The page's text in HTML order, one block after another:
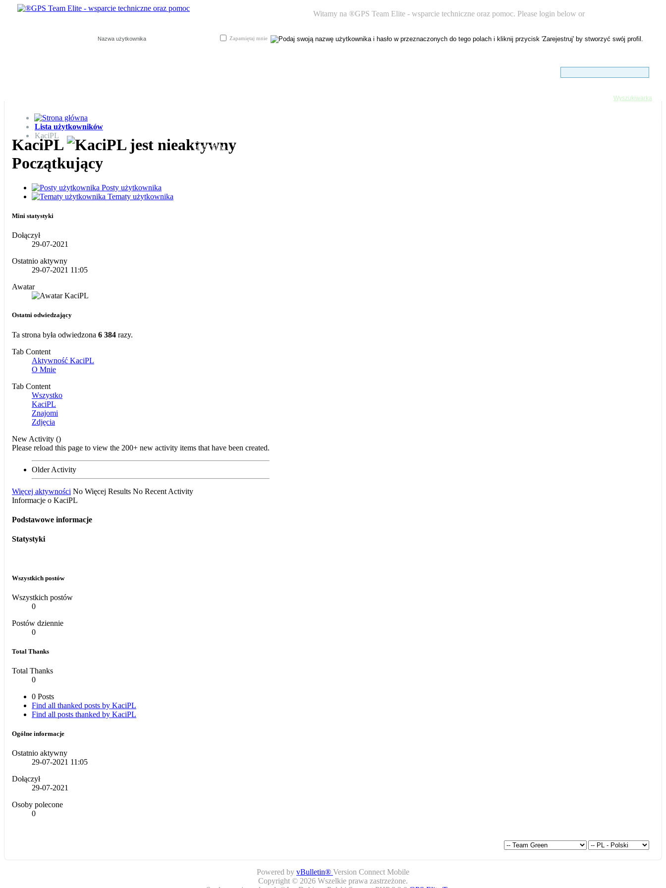
Witamy na ®GPS Team Elite - wsparcie techniczne oraz pomoc. Please login below or
Zapamiętaj mnie
jako
przeczytane
Załoga
Wyszukiwarka
Lista użytkowników
KaciPL
KaciPL
Początkujący
Posty użytkownika
Tematy użytkownika
Mini statystyki
Dołączył
29-07-2021
Ostatnio aktywny
29-07-2021 11:05
Awatar
Ostatni odwiedzający
Ta strona była odwiedzona 6 384 razy.
Tab Content
Aktywność KaciPL
O Mnie
Tab Content
Wszystko
KaciPL
Znajomi
Zdjęcia
New Activity ()
Please reload this page to view the 200+ new activity items that have been created.
Older Activity
Więcej aktywności No Więcej Results No Recent Activity
Informacje o KaciPL
Podstawowe informacje
Statystyki
Wszystkich postów
Wszystkich postów
0
Postów dziennie
0
Total Thanks
Total Thanks
0
0 Posts
Find all thanked posts by KaciPL
Find all posts thanked by KaciPL
Ogólne informacje
Ostatnio aktywny
29-07-2021 11:05
Dołączył
29-07-2021
Osoby polecone
0
Powered by vBulletin® Version Connect Mobile
Copyright © 2026 Wszelkie prawa zastrzeżone.